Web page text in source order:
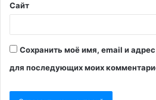
Сайт
Сохранить моё имя, email и
для последующих моих